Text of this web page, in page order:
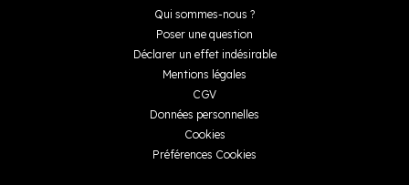
Qui sommes-nous ?
Poser une question
Déclarer un effet indésirable
Mentions légales
CGV
Données personnelles
Cookies
Préférences Cookies